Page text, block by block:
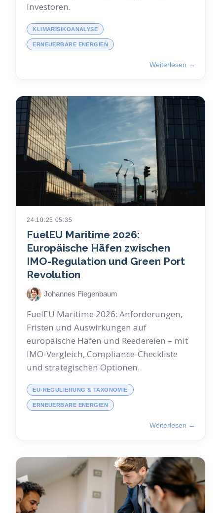
Investoren.
KLIMARISIKOANALYSE
ERNEUERBARE ENERGIEN
Weiterlesen →
24.10.25 05:35
FuelEU Maritime 2026:
Europäische Häfen zwischen
IMO-Regulation und Green Port
Revolution
Johannes Fiegenbaum
FuelEU Maritime 2026: Anforderungen,
Fristen und Auswirkungen auf
europäische Häfen und Reedereien – mit
IMO-Vergleich, Compliance-Checkliste
und strategischen Optionen.
EU-REGULIERUNG & TAXONOMIE
ERNEUERBARE ENERGIEN
Weiterlesen →